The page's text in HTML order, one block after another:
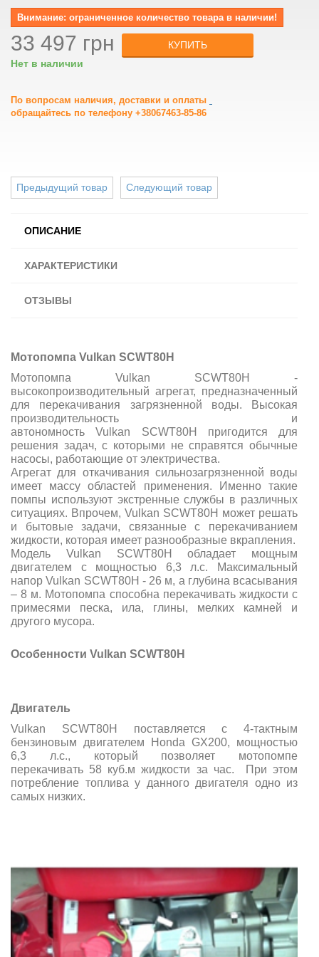
Внимание: ограниченное количество товара в наличии!
33 497 грн
Нет в наличии
КУПИТЬ
По вопросам наличия, доставки и оплаты
обращайтесь по телефону +38067463-85-86
Следующий товар
Предыдущий товар
ОПИСАНИЕ
ХАРАКТЕРИСТИКИ
ОТЗЫВЫ
Мотопомпа Vulkan SCWT80H
Мотопомпа Vulkan SCWT80H -
высокопроизводительный агрегат, предназначенный
для перекачивания загрязненной воды. Высокая
производительность и
автономность Vulkan SCWT80H пригодится для
решения задач, с которыми не справятся обычные
насосы, работающие от электричества.
Агрегат для откачивания сильнозагрязненной воды
имеет массу областей применения. Именно такие
помпы используют экстренные службы в различных
ситуациях. Впрочем, Vulkan SCWT80H может решать
и бытовые задачи, связанные с перекачиванием
жидкости, которая имеет разнообразные вкрапления.
Модель Vulkan SCWT80H обладает мощным
двигателем с мощностью 6,3 л.с. Максимальный
напор Vulkan SCWT80H - 26 м, а глубина всасывания
– 8 м. Мотопомпа способна перекачивать жидкости с
примесями песка, ила, глины, мелких камней и
другого мусора.
Особенности Vulkan SCWT80H
Двигатель
Vulkan SCWT80H поставляется с 4-тактным
бензиновым двигателем Honda GX200, мощностью
6,3 л.с., который позволяет мотопомпе
перекачивать 58 куб.м жидкости за час.
При этом
потребление топлива у данного двигателя одно из
самых низких.